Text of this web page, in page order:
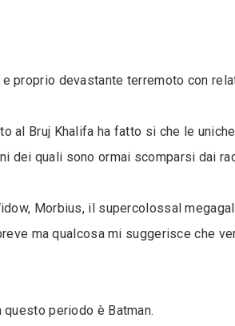
proprio devastante terremoto con
al Bruj Khalifa ha fatto si che le
quali sono ormai scomparsi dai
Morbius, il supercolossal
ma qualcosa mi suggerisce che
periodo è Batman.